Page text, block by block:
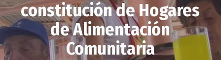
constitución de Hogares
de Alimentación
Comunitaria